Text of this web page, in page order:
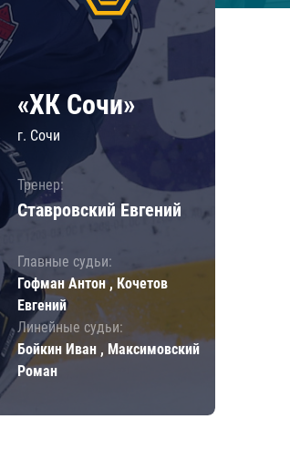
«ХК Сочи»
г. Сочи
Тренер:
Ставровский Евгений
Главные судьи:
Гофман Антон , Кочетов
Евгений
Линейные судьи:
Бойкин Иван , Максимовский
Роман